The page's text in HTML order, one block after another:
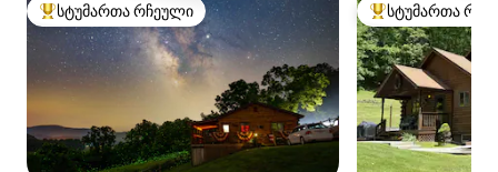
სტუმართა რჩეული მოწინავე ვარიანტი
სტუმართა რჩეული სტუმართა
სტუმართა